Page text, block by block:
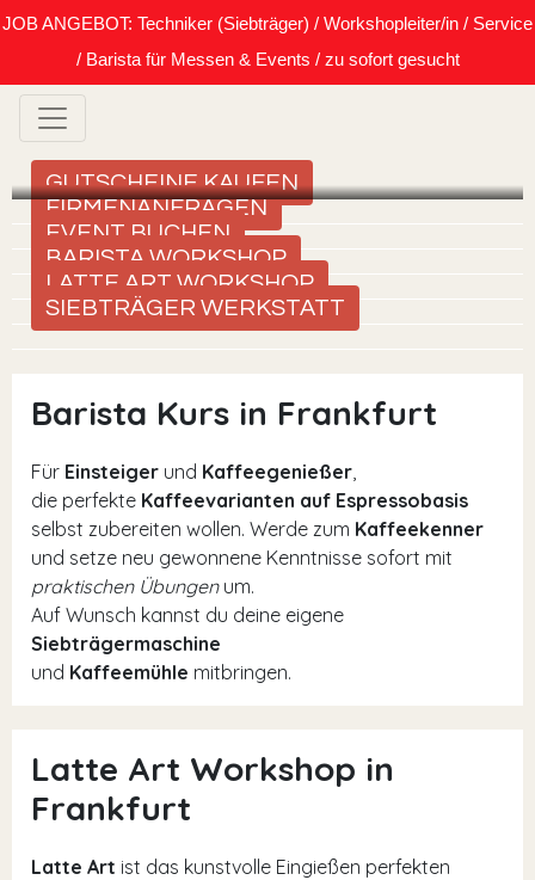
JOB ANGEBOT: Techniker (Siebträger) / Workshopleiter/in / Service
/ Barista für Messen & Events / zu sofort gesucht
GUTSCHEINE KAUFEN
FIRMENANFRAGEN
EVENT BUCHEN
BARISTA WORKSHOP
LATTE ART WORKSHOP
SIEBTRÄGER WERKSTATT
Barista Kurs in Frankfurt
Für Einsteiger und Kaffeegenießer,
die perfekte Kaffeevarianten auf Espressobasis
selbst zubereiten wollen. Werde zum Kaffeekenner
und setze neu gewonnene Kenntnisse sofort mit
praktischen Übungenum.
Auf Wunsch kannst du deine eigene
Siebträgermaschine
und Kaffeemühle mitbringen.
Latte Art Workshop in
Frankfurt
Latte Art ist das kunstvolle Eingießen perfekten